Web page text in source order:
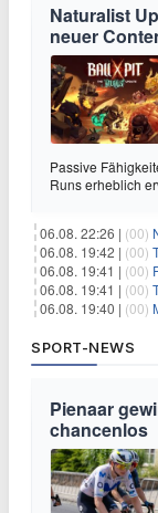
Naturalist
neuer
Passive
Runs erheblich
06.08. 22:26 | (00)
06.08. 19:42 | (00)
06.08. 19:41 | (00)
06.08. 19:41 | (00)
06.08. 19:40 | (00)
SPORT-NEWS
Pienaar
chancenlos